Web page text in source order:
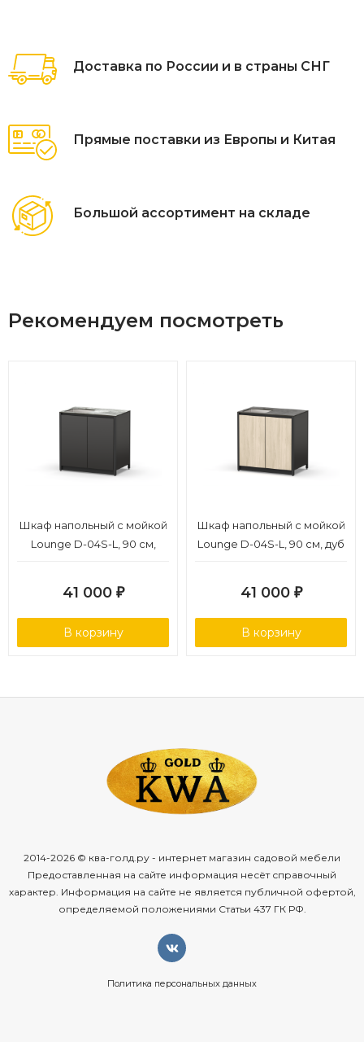
Доставка по России и в страны СНГ
Прямые поставки из Европы и Китая
Большой ассортимент на складе
Рекомендуем посмотреть
Шкаф напольный с мойкой
Lounge D-04S-L, 90 см,
41 000 ₽
В корзину
Шкаф напольный с мойкой
Lounge D-04S-L, 90 см, дуб
41 000 ₽
В корзину
2014-2026 © ква-голд.ру - интернет магазин садовой мебели
Предоставленная на сайте информация несёт справочный
характер. Информация на сайте не является публичной офертой,
определяемой положениями Статьи 437 ГК РФ.
Политика персональных данных